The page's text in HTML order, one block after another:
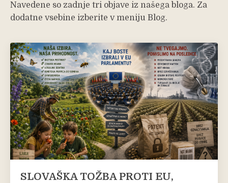
Navedene so zadnje tri objave iz našega bloga. Za
dodatne vsebine izberite v meniju Blog.
SLOVAŠKA TOŽBA PROTI EU,